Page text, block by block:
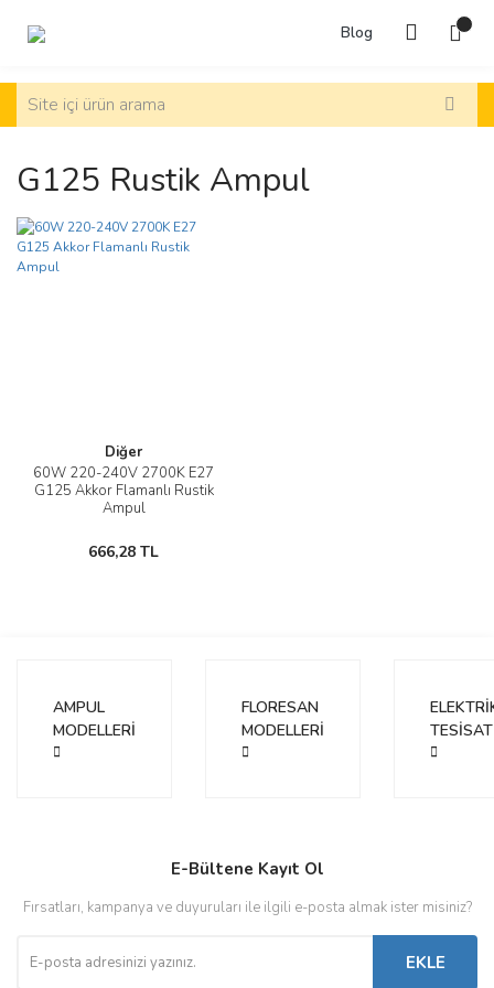
Blog
G125 Rustik Ampul
Diğer
60W 220-240V 2700K E27
G125 Akkor Flamanlı Rustik
Ampul
666,28 TL
AMPUL
MODELLERİ
FLORESAN
MODELLERİ
TESİSAT
E-Bültene Kayıt Ol
Fırsatları, kampanya ve duyuruları ile ilgili e-posta almak ister misiniz?
EKLE